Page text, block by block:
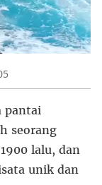
pantai
seorang
lalu, dan
unik dan